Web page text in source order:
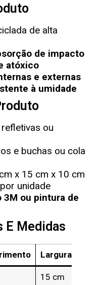
de alta
de impacto
atóxico
e externas
à umidade
ou
e buchas ou cola
x 15 cm x 10 cm
unidade
ou pintura de
E Medidas
Largura
15 cm